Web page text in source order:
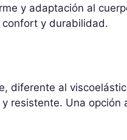
y adaptación al
confort y durabilidad.
diferente al
resistente. Una